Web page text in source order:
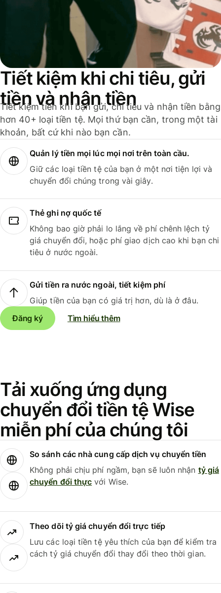
Tiết kiệm khi chi tiêu, gửi
tiền và nhận tiền
Tiết kiệm tiền khi bạn gửi, chi tiêu và nhận tiền bằng
hơn 40+ loại tiền tệ. Mọi thứ bạn cần, trong một tài
khoản, bất cứ khi nào bạn cần.
Quản lý tiền mọi lúc mọi nơi trên toàn cầu.
Giữ các loại tiền tệ của bạn ở một nơi tiện lợi và
chuyển đổi chúng trong vài giây.
Thẻ ghi nợ quốc tế
Không bao giờ phải lo lắng về phí chênh lệch tỷ
giá chuyển đổi, hoặc phí giao dịch cao khi bạn chi
tiêu ở nước ngoài.
Gửi tiền ra nước ngoài, tiết kiệm phí
Giúp tiền của bạn có giá trị hơn, dù là ở đâu.
Đăng ký
Tìm hiểu thêm
Tải xuống ứng dụng
chuyển đổi tiền tệ Wise
miễn phí của chúng tôi
So sánh các nhà cung cấp dịch vụ chuyển tiền
Không phải chịu phí ngầm, bạn sẽ luôn nhận tỷ giá
chuyển đổi thực với Wise.
Theo dõi tỷ giá chuyển đổi trực tiếp
Lưu các loại tiền tệ yêu thích của bạn để kiểm tra
cách tỷ giá chuyển đổi thay đổi theo thời gian.